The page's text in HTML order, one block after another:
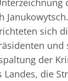
sich
und
der
die